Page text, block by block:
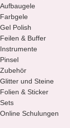
Aufbaugele
Farbgele
Gel Polish
Feilen & Buffer
Instrumente
Pinsel
Zubehör
Glitter und Steine
Folien & Sticker
Sets
Online Schulungen